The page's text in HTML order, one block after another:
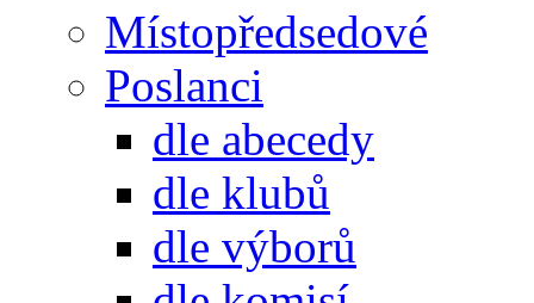
Místopředsedové
Poslanci
dle abecedy
dle klubů
dle výborů